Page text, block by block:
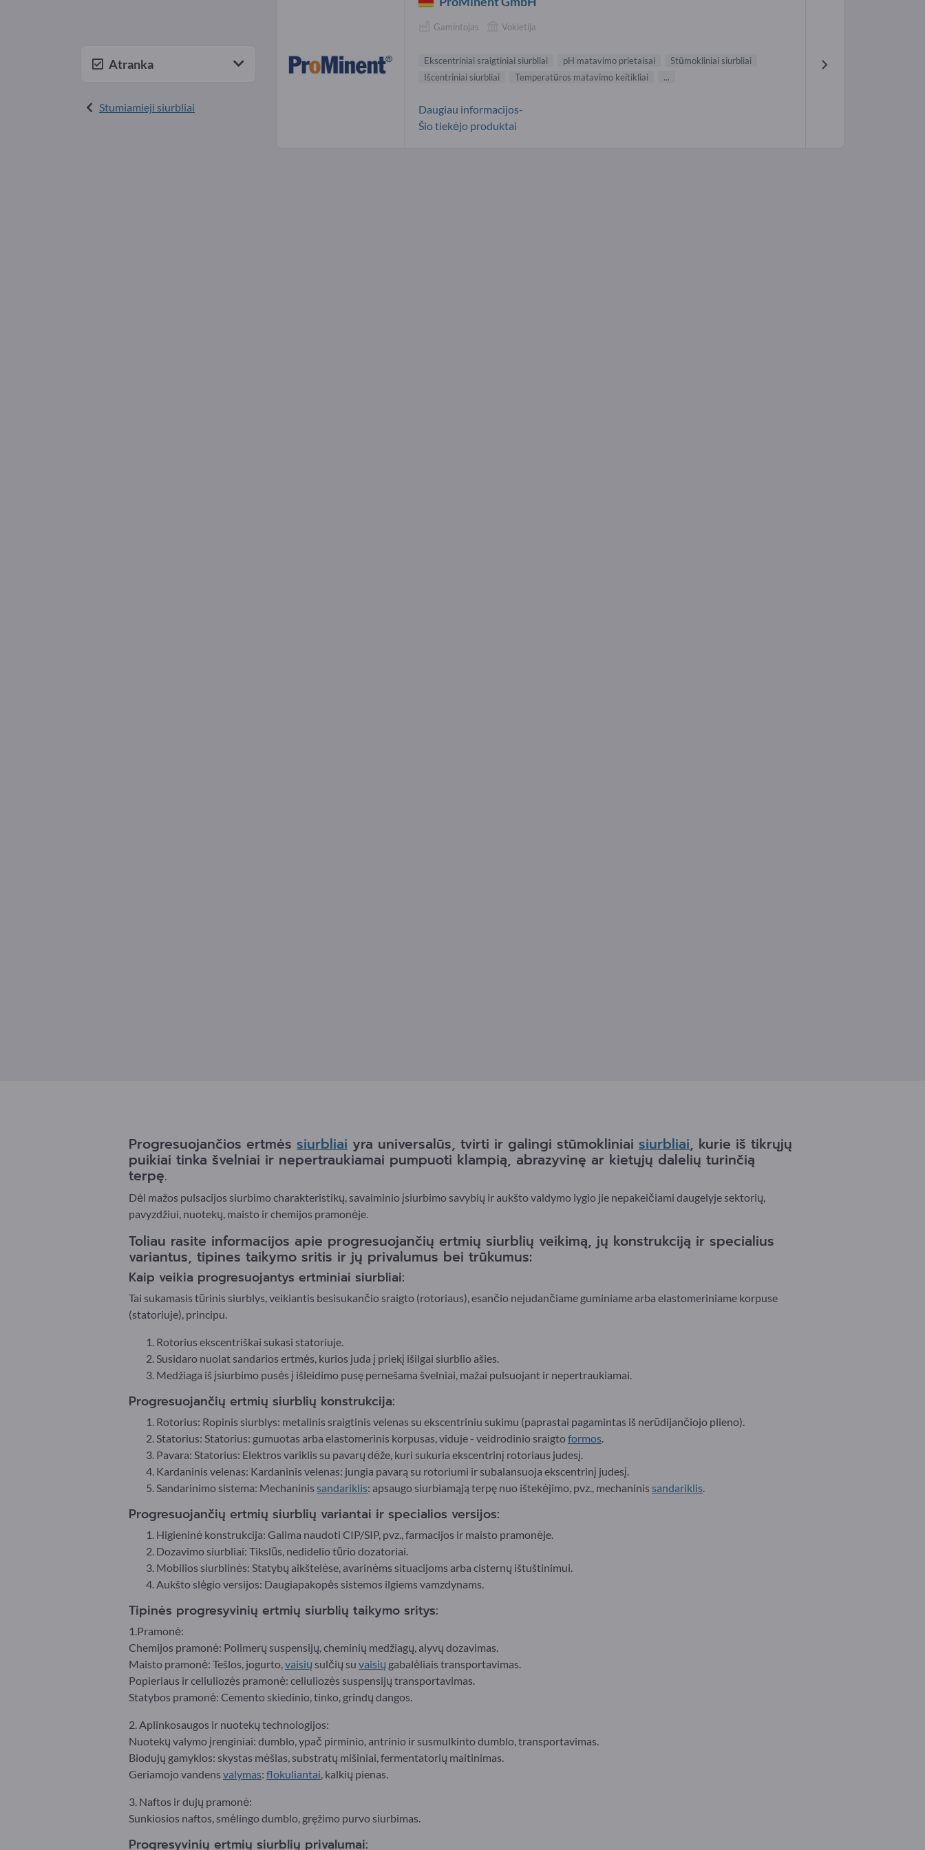
Atranka
Stumiamieji siurbliai
Gamintojas Vokietija
Ekscentriniai sraigtiniai siurbliai pH matavimo prietaisai
Stūmokliniai siurbliai
Išcentriniai siurbliai
Temperatūros matavimo keitikliai ...
Daugiau informacijos-
Šio tiekėjo produktai
Progresuojančios ertmės siurbliai yra universalūs, tvirti ir galingi stūmokliniai siurbliai, kurie iš tikrųjų
puikiai tinka švelniai ir nepertraukiamai pumpuoti klampią, abrazyvinę ar kietųjų dalelių turinčią
terpę.
Dėl mažos pulsacijos siurbimo charakteristikų, savaiminio įsiurbimo savybių ir aukšto valdymo lygio jie nepakeičiami daugelyje sektorių,
pavyzdžiui, nuotekų, maisto ir chemijos pramonėje.
Toliau rasite informacijos apie progresuojančių ertmių siurblių veikimą, jų konstrukciją ir specialius
variantus, tipines taikymo sritis ir jų privalumus bei trūkumus:
Kaip veikia progresuojantys ertminiai siurbliai:
Tai sukamasis tūrinis siurblys, veikiantis besisukančio sraigto (rotoriaus), esančio nejudančiame guminiame arba elastomeriniame korpuse
(statoriuje), principu.
Rotorius ekscentriškai sukasi statoriuje.
Susidaro nuolat sandarios ertmės, kurios juda į priekį išilgai siurblio ašies.
Medžiaga iš įsiurbimo pusės į išleidimo pusę pernešama švelniai, mažai pulsuojant ir nepertraukiamai.
Progresuojančių ertmių siurblių konstrukcija:
Rotorius: Ropinis siurblys: metalinis sraigtinis velenas su ekscentriniu sukimu (paprastai pagamintas iš nerūdijančiojo plieno).
Statorius: Statorius: gumuotas arba elastomerinis korpusas, viduje - veidrodinio sraigtoformos.
Pavara: Statorius: Elektros variklis su pavarų dėže, kuri sukuria ekscentrinį rotoriaus judesį.
Kardaninis velenas: Kardaninis velenas: jungia pavarą su rotoriumi ir subalansuoja ekscentrinį judesį.
Sandarinimo sistema: Mechaninis sandariklis: apsaugo siurbiamąją terpę nuo ištekėjimo, pvz., mechaninis sandariklis.
Progresuojančių ertmių siurblių variantai ir specialios versijos:
Higieninė konstrukcija: Galima naudoti CIP/SIP, pvz., farmacijos ir maisto pramonėje.
Dozavimo siurbliai: Tikslūs, nedidelio tūrio dozatoriai.
Mobilios siurblinės: Statybų aikštelėse, avarinėms situacijoms arba cisternų ištuštinimui.
Aukšto slėgio versijos: Daugiapakopės sistemos ilgiems vamzdynams.
Tipinės progresyvinių ertmių siurblių taikymo sritys:
1.Pramonė:
Chemijos pramonė: Polimerų suspensijų, cheminių medžiagų, alyvų dozavimas.
Maisto pramonė: Tešlos, jogurto,vaisių sulčių su vaisių gabalėliais transportavimas.
Popieriaus ir celiuliozės pramonė: celiuliozės suspensijų transportavimas.
Statybos pramonė: Cemento skiedinio, tinko, grindų dangos.
2. Aplinkosaugos ir nuotekų technologijos:
Nuotekų valymo įrenginiai: dumblo, ypač pirminio, antrinio ir susmulkinto dumblo, transportavimas.
Biodujų gamyklos: skystas mėšlas, substratų mišiniai, fermentatorių maitinimas.
Geriamojo vandens valymas: flokuliantai, kalkių pienas.
3. Naftos ir dujų pramonė:
Sunkiosios naftos, smėlingo dumblo, gręžimo purvo siurbimas.
Progresyvinių ertmių siurblių privalumai: